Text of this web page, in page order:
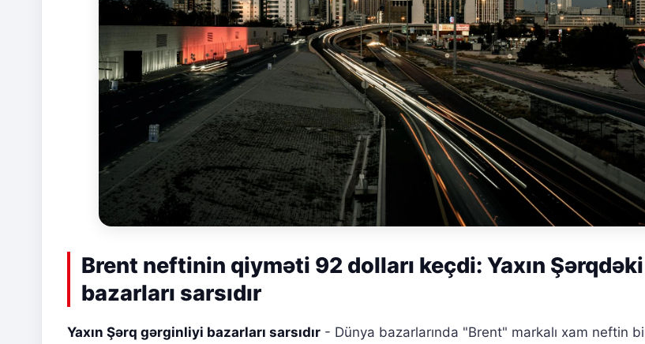
Brent neftinin qiyməti 92 dolları keçdi: Yaxın
bazarları sarsıdır
Yaxın Şərq gərginliyi bazarları sarsıdır - Dünya bazarlarında "Brent" markalı xam neftin